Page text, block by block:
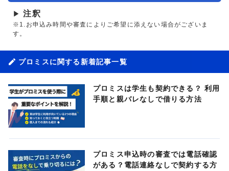
▶ 注釈
※1.お申込み時間や審査によりご希望に添えない場合がございま
す。
プロミスに関する新着記事一覧
プロミスは学生も契約できる？ 利用
手順と親バレなしで借りる方法
プロミス申込時の審査では電話確認
がある？電話連絡なしで契約する方